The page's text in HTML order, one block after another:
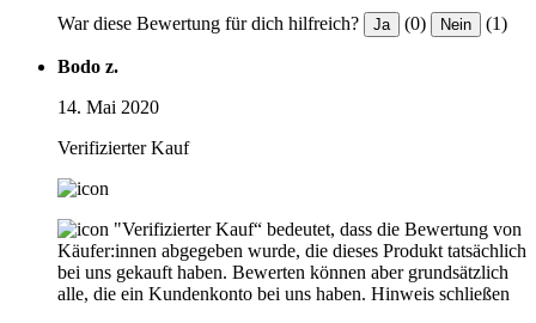
War diese Bewertung für dich hilfreich? Ja (0) Nein (1)
Bodo z.
14. Mai 2020
Verifizierter Kauf
"Verifizierter Kauf“ bedeutet, dass die Bewertung von
Käufer:innen abgegeben wurde, die dieses Produkt tatsächlich
bei uns gekauft haben. Bewerten können aber grundsätzlich
alle, die ein Kundenkonto bei uns haben. Hinweis schließen